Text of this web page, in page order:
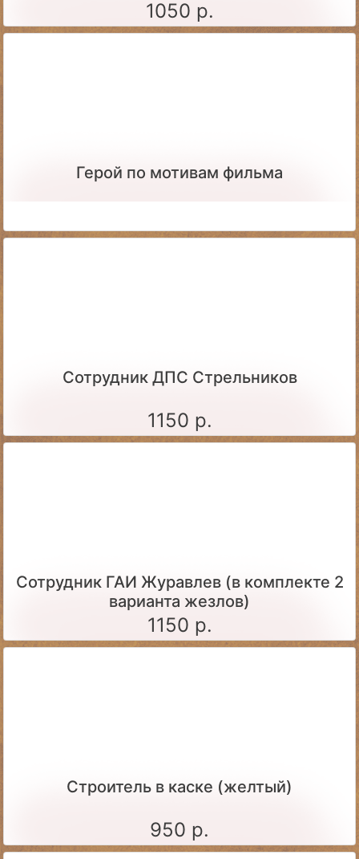
1050 р.
Герой по мотивам фильма
Сотрудник ДПС Стрельников
1150 р.
Сотрудник ГАИ Журавлев (в комплекте 2
варианта жезлов)
1150 р.
Строитель в каске (желтый)
950 р.